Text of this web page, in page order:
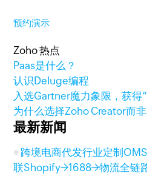
预约演示
Zoho 热点
Paas是什么？
认识Deluge编程
入选Gartner魔力象限，获得
为什么选择Zoho Creator而
最新新闻
跨境电商代发行业定制
联Shopify→1688→物流全链